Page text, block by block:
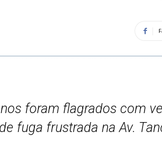
foram flagrados com
fuga frustrada na Av.